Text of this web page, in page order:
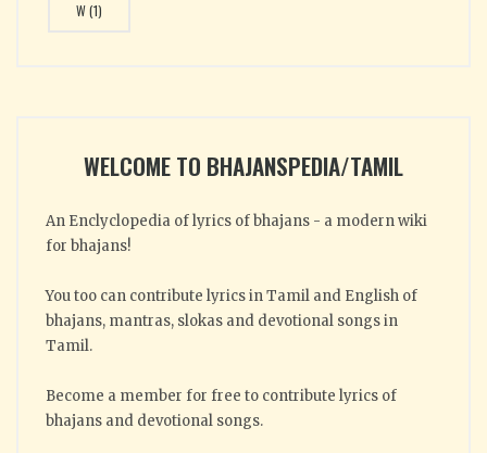
W(1)
WELCOME TO BHAJANSPEDIA/TAMIL
An Enclyclopedia of lyrics of bhajans - a modern wiki
for bhajans!
You too can contribute lyrics in Tamil and English of
bhajans, mantras, slokas and devotional songs in
Tamil.
Become a member for free to contribute lyrics of
bhajans and devotional songs.